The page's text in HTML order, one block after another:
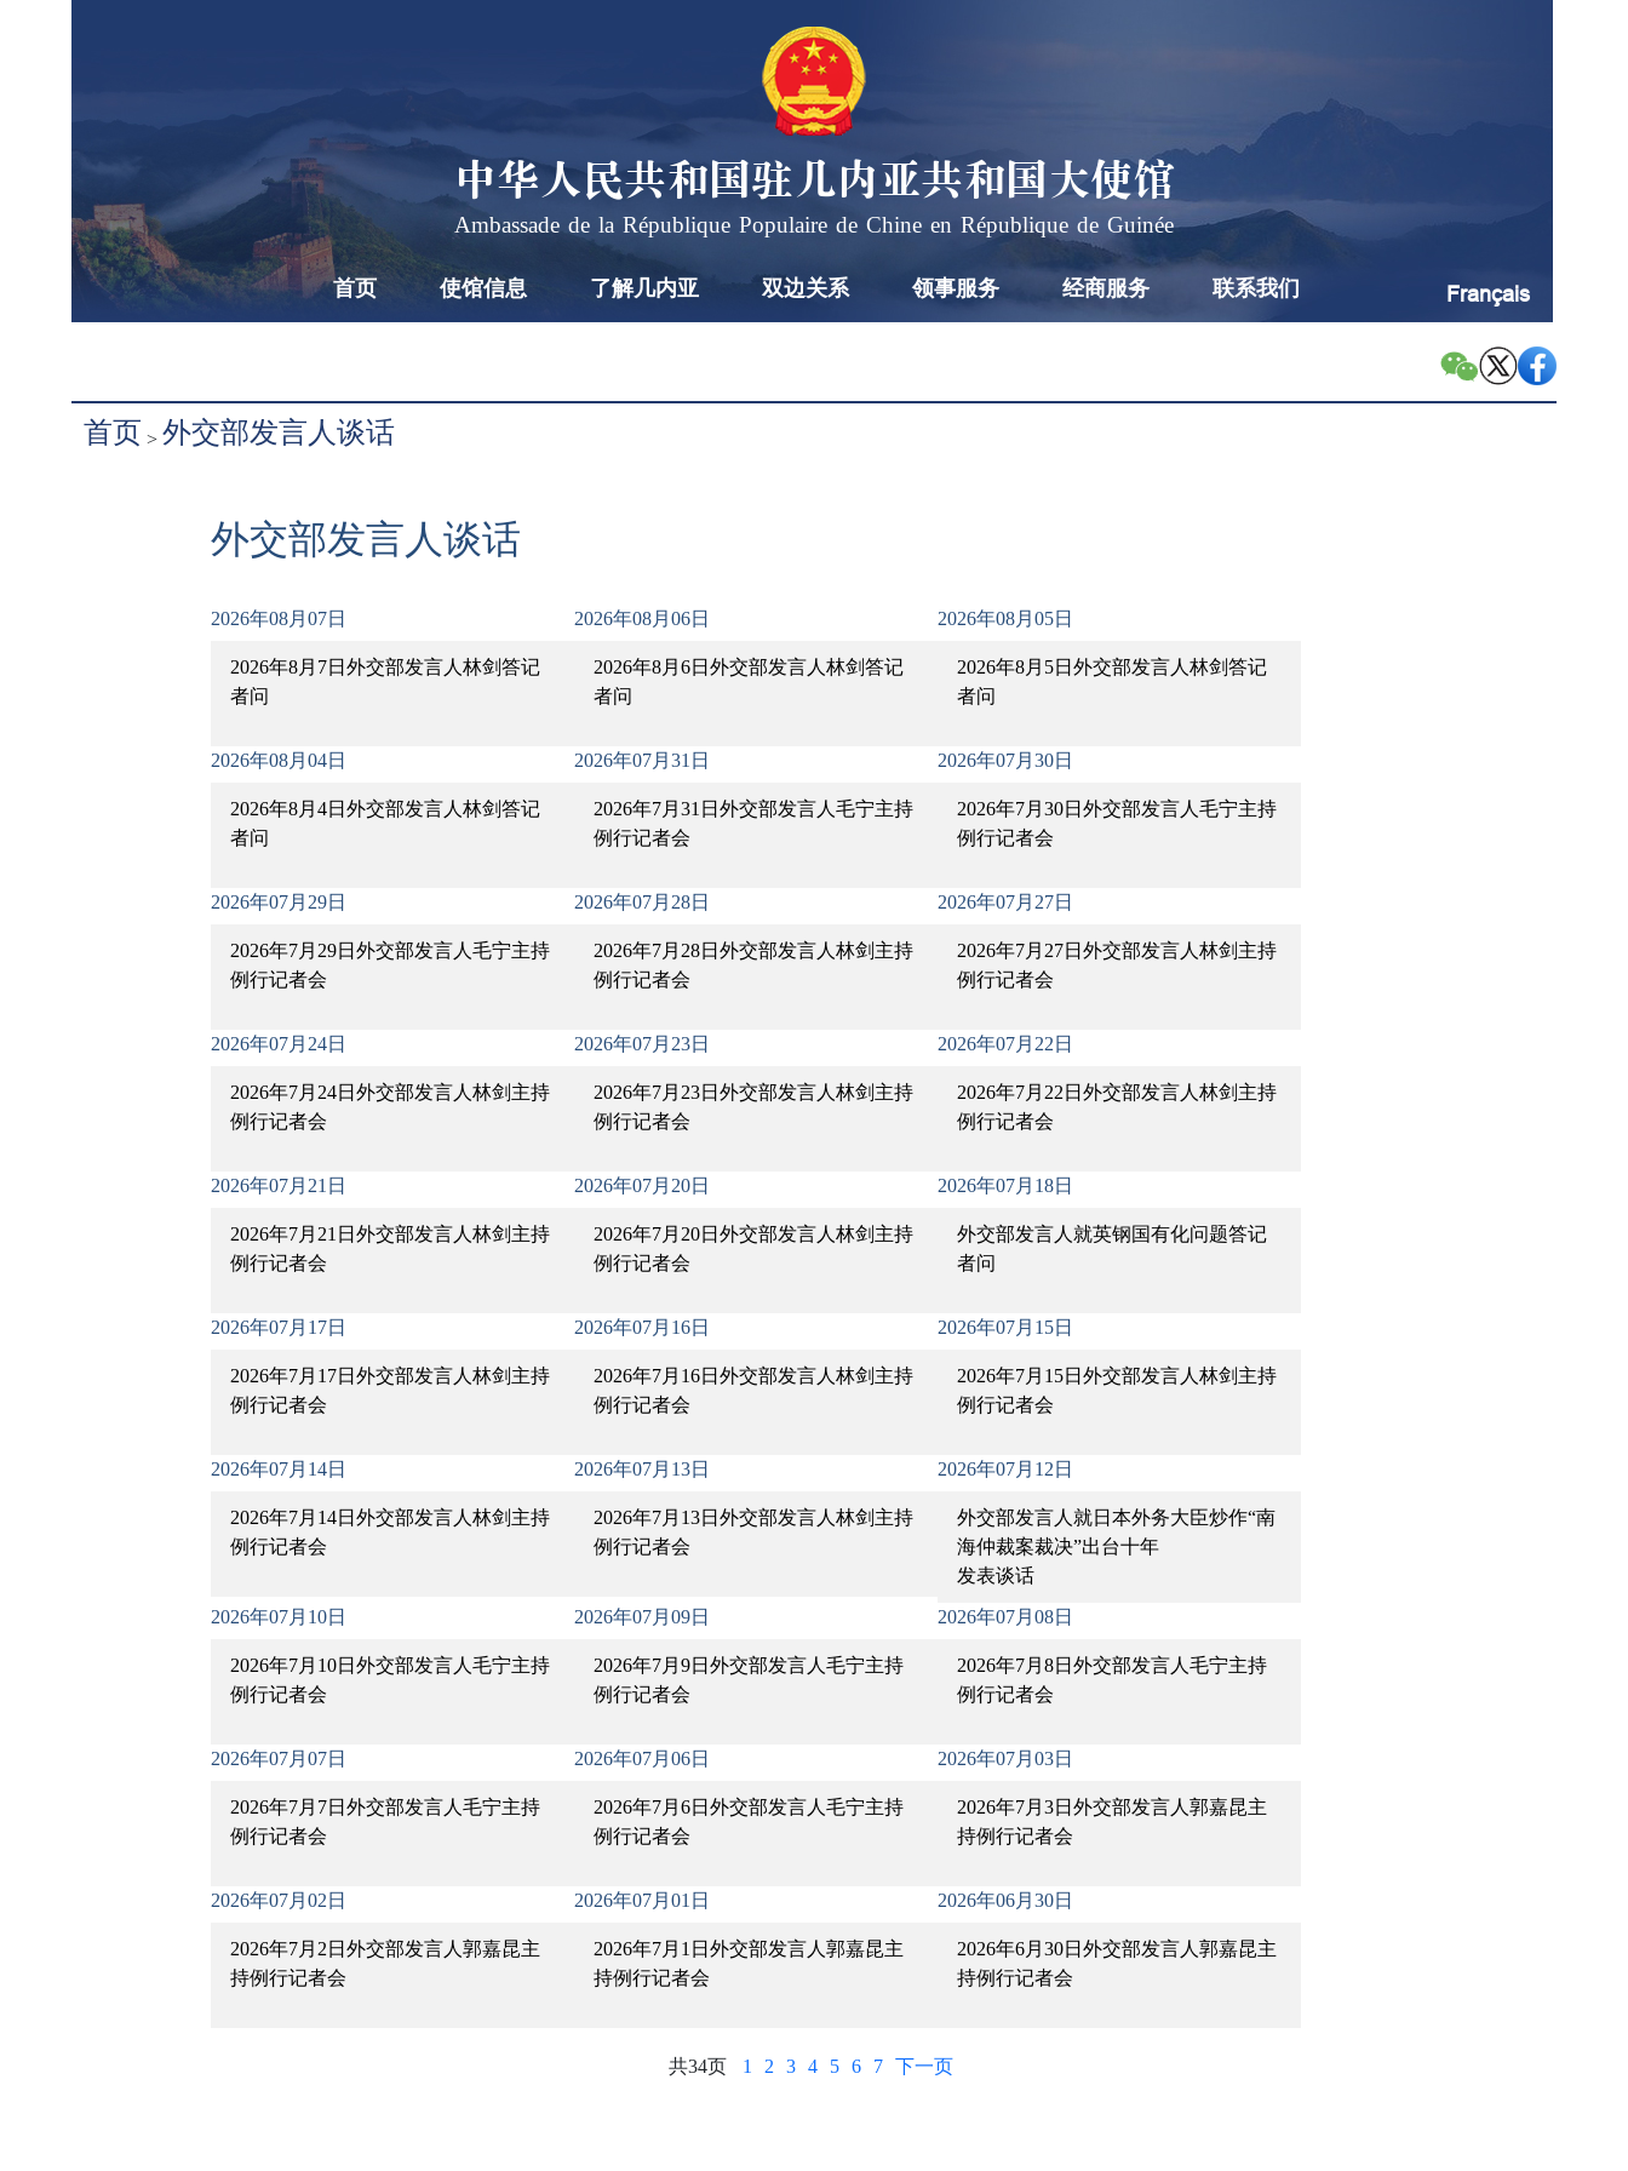
中华人民共和国驻几内亚共和国大使馆
Ambassade de la République Populaire de Chine en République de Guinée
首页 使馆信息 了解几内亚 双边关系 领事服务 经商服务 联系我们 Français
首页 > 外交部发言人谈话
外交部发言人谈话
2026年08月07日
2026年8月7日外交部发言人林剑答记
者问
2026年08月06日
2026年8月6日外交部发言人林剑答记
者问
2026年08月05日
2026年8月5日外交部发言人林剑答记
者问
2026年08月04日
2026年8月4日外交部发言人林剑答记
者问
2026年07月31日
2026年7月31日外交部发言人毛宁主持
例行记者会
2026年07月30日
2026年7月30日外交部发言人毛宁主持
例行记者会
2026年07月29日
2026年7月29日外交部发言人毛宁主持
例行记者会
2026年07月28日
2026年7月28日外交部发言人林剑主持
例行记者会
2026年07月27日
2026年7月27日外交部发言人林剑主持
例行记者会
2026年07月24日
2026年7月24日外交部发言人林剑主持
例行记者会
2026年07月23日
2026年7月23日外交部发言人林剑主持
例行记者会
2026年07月22日
2026年7月22日外交部发言人林剑主持
例行记者会
2026年07月21日
2026年7月21日外交部发言人林剑主持
例行记者会
2026年07月20日
2026年7月20日外交部发言人林剑主持
例行记者会
2026年07月18日
外交部发言人就英钢国有化问题答记
者问
2026年07月17日
2026年7月17日外交部发言人林剑主持
例行记者会
2026年07月16日
2026年7月16日外交部发言人林剑主持
例行记者会
2026年07月15日
2026年7月15日外交部发言人林剑主持
例行记者会
2026年07月14日
2026年7月14日外交部发言人林剑主持
例行记者会
2026年07月13日
2026年7月13日外交部发言人林剑主持
例行记者会
2026年07月12日
外交部发言人就日本外务大臣炒作“南
海仲裁案裁决”出台十年
发表谈话
2026年07月10日
2026年7月10日外交部发言人毛宁主持
例行记者会
2026年07月09日
2026年7月9日外交部发言人毛宁主持
例行记者会
2026年07月08日
2026年7月8日外交部发言人毛宁主持
例行记者会
2026年07月07日
2026年7月7日外交部发言人毛宁主持
例行记者会
2026年07月06日
2026年7月6日外交部发言人毛宁主持
例行记者会
2026年07月03日
2026年7月3日外交部发言人郭嘉昆主
持例行记者会
2026年07月02日
2026年7月2日外交部发言人郭嘉昆主
持例行记者会
2026年07月01日
2026年7月1日外交部发言人郭嘉昆主
持例行记者会
2026年06月30日
2026年6月30日外交部发言人郭嘉昆主
持例行记者会
共34页 1 2 3 4 5 6 7 下一页